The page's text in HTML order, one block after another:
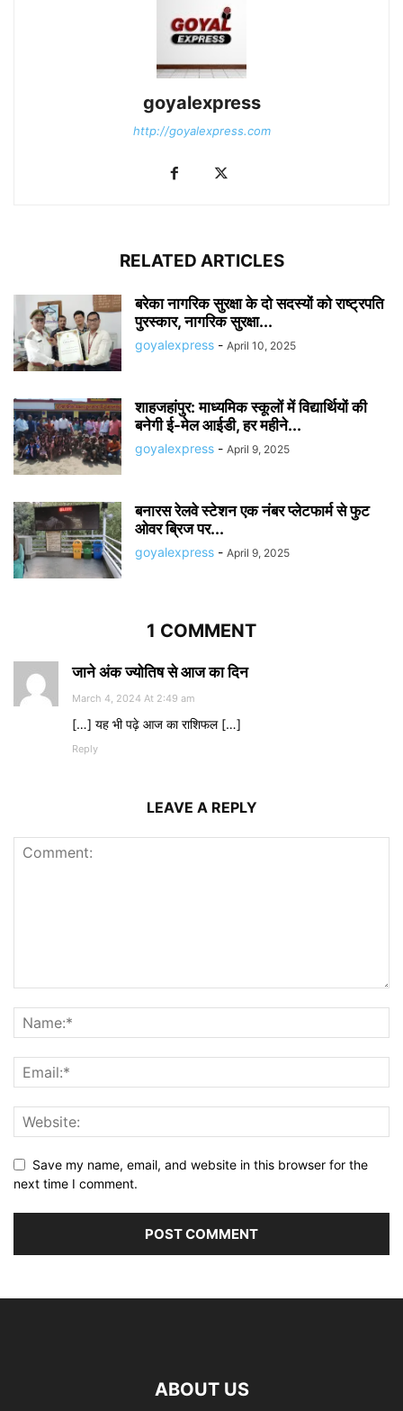
goyalexpress
http://goyalexpress.com
RELATED ARTICLES
बरेका नागरिक सुरक्षा के दो सदस्यों को राष्ट्रपति
पुरस्कार, नागरिक सुरक्षा...
goyalexpress - April 10, 2025
शाहजहांपुर: माध्यमिक स्कूलाें में विद्यार्थियों की
बनेगी ई-मेल आईडी, हर महीने...
goyalexpress - April 9, 2025
बनारस रेलवे स्टेशन एक नंबर प्लेटफार्म से फुट
ओवर ब्रिज पर...
goyalexpress - April 9, 2025
1 COMMENT
जाने अंक ज्योतिष से आज का दिन
March 4, 2024 At 2:49 am
[…] यह भी पढ़े आज का राशिफल […]
Reply
LEAVE A REPLY
Save my name, email, and website in this browser for the
next time I comment.
ABOUT US